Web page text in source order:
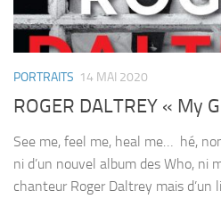
PORTRAITS 14 MAI 2020
ROGER DALTREY « My
See me, feel me, heal me… hé,
ni d’un nouvel album des Who, ni
chanteur Roger Daltrey mais d’un